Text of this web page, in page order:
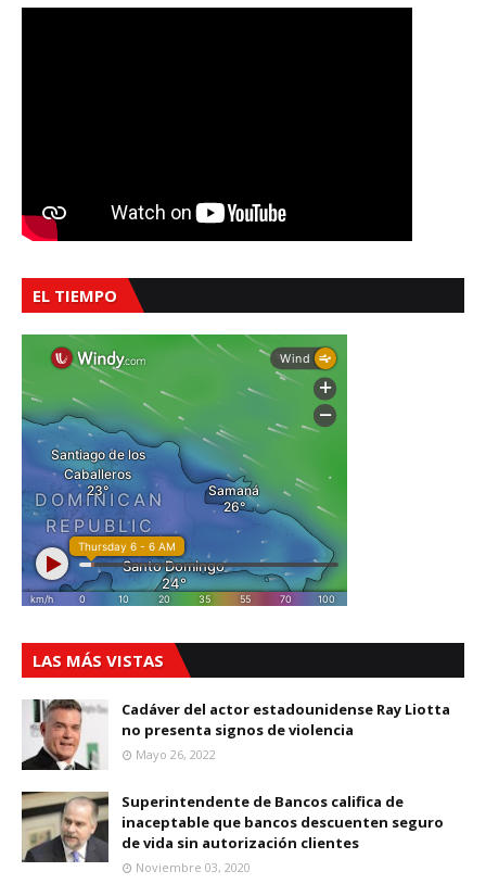
EL TIEMPO
LAS MÁS VISTAS
Cadáver del actor estadounidense Ray Liotta
no presenta signos de violencia
Mayo 26, 2022
Superintendente de Bancos califica de
inaceptable que bancos descuenten seguro
de vida sin autorización clientes
Noviembre 03, 2020